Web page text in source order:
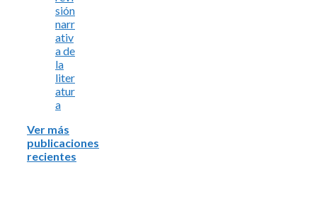
sión
narr
ativ
a de
la
liter
atur
a
Ver más
publicaciones
recientes